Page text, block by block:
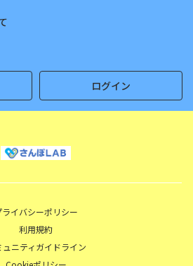
ログイン
ライバシーポリシー
利用規約
ュニティガイドライン